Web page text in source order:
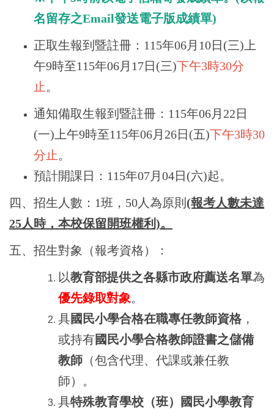
名留存之Email發送電子版成績單)
正取生報到暨註冊： 115年06月10日(三)上
午9時至115年06月17日(三)下午3時30分
止。
通知備取生報到暨註冊： 115年06月22日
(一)上午9時至115年06月26日(五)下午3時30
分止。
預計開課日：115年07月04日(六)起。
四、 招生人數：1班，50人為原則 (報考人數未達
25人時，本校保留開班權利)。
五、招生對象（報考資格）：
以教育部提供之各縣市政府薦送名單為
優先錄取對象。
具國民小學合格在職專任教師資格 ，
或持有國民小學合格教師證書之儲備
教師 （包含代理、代課或兼任教
師）。
具特殊教育學校（班）國民小學教育